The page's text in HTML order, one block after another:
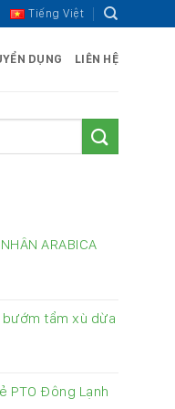
Tiếng Việt
DỤNG LIÊN HỆ
ARABICA
tẩm xù dừa
PTO Đông Lạnh